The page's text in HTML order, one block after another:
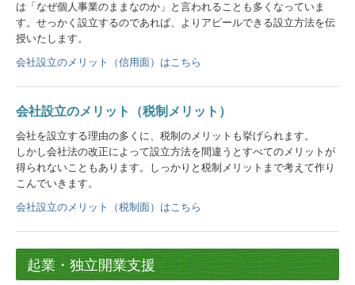
病院・診療所の皆様へ
関連リンク
リンク集
税務カレンダー
経営革新等支援機関とは
関与先向け融資商品ご紹介
は「なぜ個人事業のままなのか」と言われることも多くなっていま
す。せっかく設立するのであれば、よりアピールできる設立方法を伝
授いたします。
会社設立のメリット（信用面）はこちら
会社設立のメリット（税制メリット）
会社を設立する理由の多くに、税制のメリットも挙げられます。
しかし会社法の改正によって設立方法を間違うとすべてのメリットが
得られないこともあります。しっかりと税制メリットまで考えて作り
こんでいきます。
会社設立のメリット（税制面）はこちら
起業・独立開業支援